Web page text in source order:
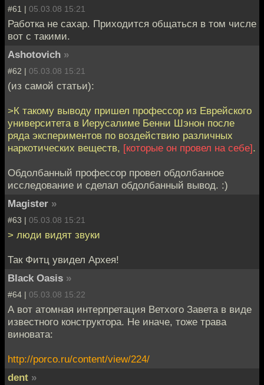
#61 | 05.03.08 15:21
Работка не сахар. Приходится общаться в том числе
вот с такими.
Ashotovich »
#62 | 05.03.08 15:21
(из самой статьи):
>К такому выводу пришел профессор из Еврейского
университета в Иерусалиме Бенни Шэнон после
ряда экспериментов по воздействию различных
наркотических веществ, [которые он провел на себе].
Обдолбанный профессор провел обдолбанное
исследование и сделал обдолбанный вывод. :)
Magister »
#63 | 05.03.08 15:21
> люди видят звуки
Так Фитц увидел Архея!
Black Oasis »
#64 | 05.03.08 15:22
А вот атомная интерпретация Ветхого Завета в виде
известного конструктора. Не иначе, тоже трава
виновата:
http://porco.ru/content/view/224/
dent »